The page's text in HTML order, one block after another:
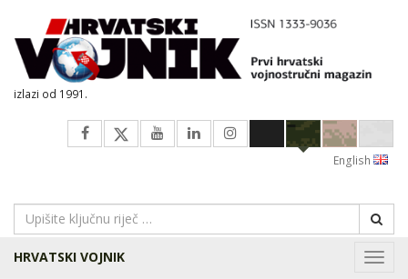
izlazi od 1991.
English
HRVATSKI VOJNIK